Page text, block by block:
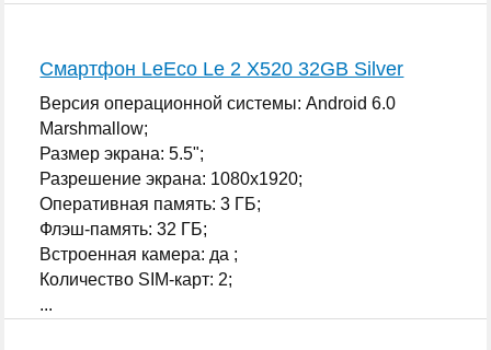
Смартфон LeEco Le 2 X520 32GB Silver
Версия операционной системы: Android 6.0
Marshmallow;
Размер экрана: 5.5";
Разрешение экрана: 1080x1920;
Оперативная память: 3 ГБ;
Флэш-память: 32 ГБ;
Встроенная камера: да ;
Количество SIM-карт: 2;
...